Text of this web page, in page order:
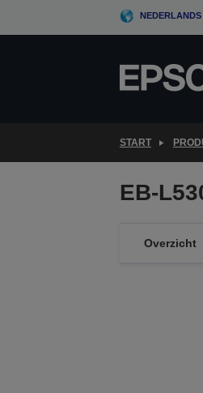
NEDERLANDS
START
EB-
Overzicht